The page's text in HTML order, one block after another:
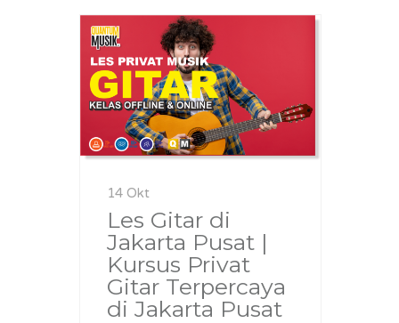
14 Okt
Les Gitar di
Jakarta Pusat |
Kursus Privat
Gitar Terpercaya
di Jakarta Pusat